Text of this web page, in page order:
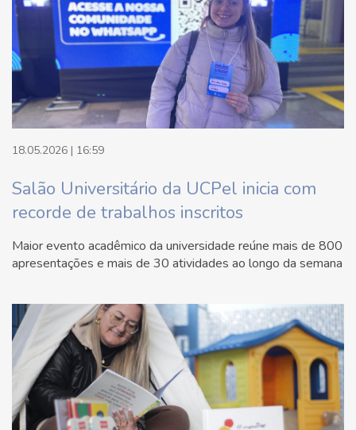
18.05.2026 | 16:59
Salão Universitário da UCPel inicia com
recorde de trabalhos inscritos
Maior evento acadêmico da universidade reúne mais de 800
apresentações e mais de 30 atividades ao longo da semana